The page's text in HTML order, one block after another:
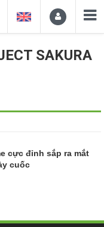
SAKURA
cực đỉnh sắp ra mắt
cuốc